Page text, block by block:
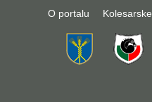
O portalu